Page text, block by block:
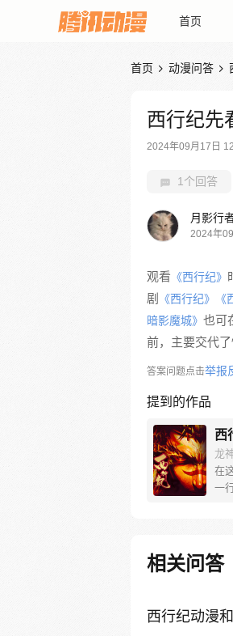
首页
首页  动漫问答 
西行纪先
2024年09月17日
1个回答
月影行
2024年
观看 《西行纪》
剧
《西行纪》 《
暗影魔城》 也可
前，主要交代
答案问题点击举报
提到的作品
西
龙
在
一
位
大
旅
相关问答
西行纪动漫